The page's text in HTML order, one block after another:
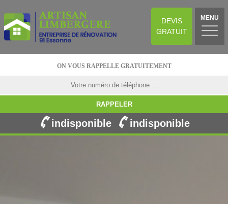
DEVIS
GRATUIT
MENU
ON VOUS RAPPELLE GRATUITEMENT
indisponible indisponible